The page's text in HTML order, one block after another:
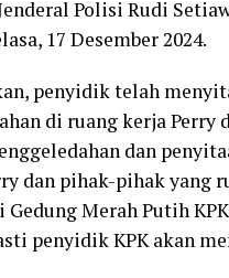
Polisi Rudi
17 Desember 2024.
penyidik telah
di ruang kerja Perry
dan
dan pihak-pihak yang
Gedung Merah Putih
penyidik KPK akan